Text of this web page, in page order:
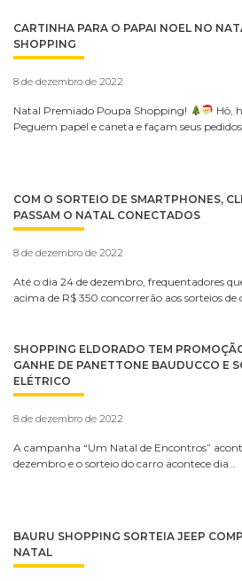
CARTINHA PARA O PAPAI NOEL NO
SHOPPING
8 de dezembro de 2022
Natal Premiado Poupa Shopping!
Hô,
Peguem papel e caneta e façam seus
COM O SORTEIO DE SMARTPHONES,
PASSAM O NATAL CONECTADOS
8 de dezembro de 2022
Até o dia 24 de dezembro, frequentadores
acima de R$ 350 concorrerão aos sorteios
SHOPPING ELDORADO TEM
GANHE DE PANETTONE BAUDUCCO E
ELÉTRICO
8 de dezembro de 2022
A campanha “Um Natal de Encontros”
dezembro e o sorteio do carro acontece dia…
BAURU SHOPPING SORTEIA JEEP
NATAL